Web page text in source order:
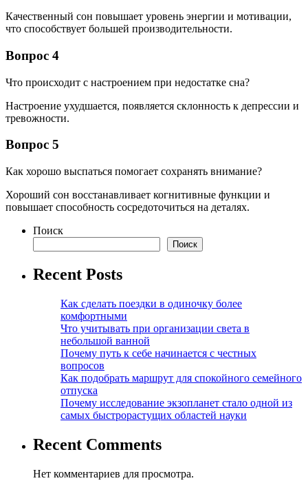
Качественный сон повышает уровень энергии и мотивации,
что способствует большей производительности.
Вопрос 4
Что происходит с настроением при недостатке сна?
Настроение ухудшается, появляется склонность к депрессии и
тревожности.
Вопрос 5
Как хорошо выспаться помогает сохранять внимание?
Хороший сон восстанавливает когнитивные функции и
повышает способность сосредоточиться на деталях.
Поиск
Поиск
Recent Posts
Как сделать поездки в одиночку более
комфортными
Что учитывать при организации света в
небольшой ванной
Почему путь к себе начинается с честных
вопросов
Как подобрать маршрут для спокойного семейного
отпуска
Почему исследование экзопланет стало одной из
самых быстрорастущих областей науки
Recent Comments
Нет комментариев для просмотра.